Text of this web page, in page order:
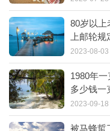
80岁以上
上邮轮
2023-08-03
1980年
多少钱一
2023-09-18
被马蜂蜇